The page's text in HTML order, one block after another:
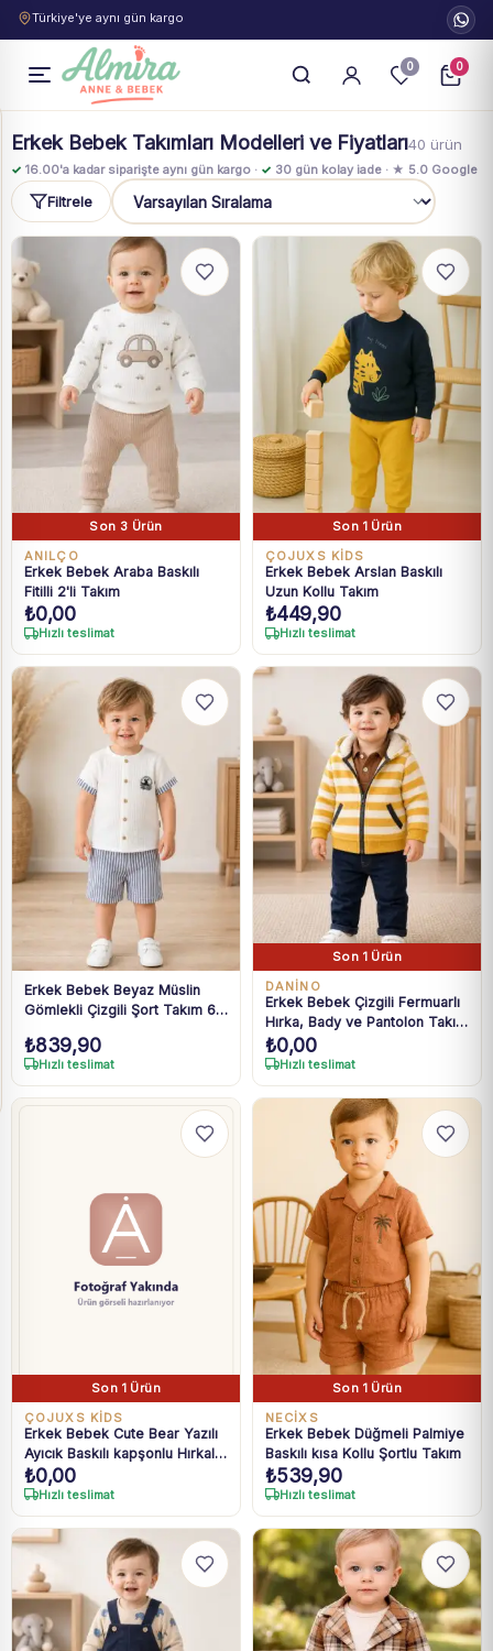
Türkiye'ye aynı gün kargo
0 0
Erkek Bebek Takımları Modelleri ve Fiyatları40 ürün
✓ 16.00'a kadar siparişte aynı gün kargo · ✓ 30 gün kolay iade · ★ 5.0 Google
Filtrele
Sıralama
Son 3 Ürün
ANILÇO
Erkek Bebek Araba Baskılı
Fitilli 2'li Takım
₺0,00
Hızlı teslimat
Son 1 Ürün
ÇOJUXS KİDS
Erkek Bebek Arslan Baskılı
Uzun Kollu Takım
₺449,90
Hızlı teslimat
Erkek Bebek Beyaz Müslin
Gömlekli Çizgili Şort Takım 6-
₺839,90
Hızlı teslimat
Son 1 Ürün
DANİNO
Erkek Bebek Çizgili Fermuarlı
Hırka, Bady ve Pantolon Takım
6-24 Ay
₺0,00
Hızlı teslimat
Son 1 Ürün
ÇOJUXS KİDS
Erkek Bebek Cute Bear Yazılı
Ayıcık Baskılı kapşonlu Hırkalı
3 Lü takım
₺0,00
Hızlı teslimat
Son 1 Ürün
NECİXS
Erkek Bebek Düğmeli Palmiye
Baskılı kısa Kollu Şortlu Takım
₺539,90
Hızlı teslimat